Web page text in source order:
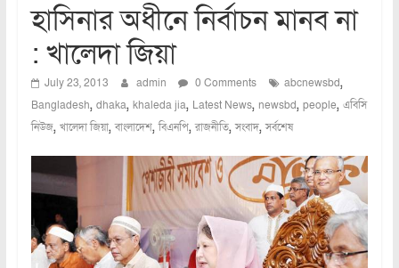
হাসিনার অধীনে নির্বাচন মানব না
: খালেদা জিয়া
July 23, 2013 admin 0 Comments abcnewsbd,
Bangladesh, dhaka, khaleda jia, Latest News, newsbd, people, এবিসি
নিউজ, খালেদা জিয়া,বাংলাদেশ,বিএনপি,রাজনীতি,সংবাদ,সর্বশেষ